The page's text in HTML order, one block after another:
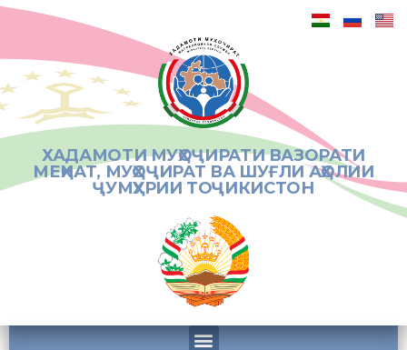
ХАДАМОТИ МУҲОҶИРАТИ ВАЗОРАТИ
МЕҲНАТ, МУҲОҶИРАТ ВА ШУҒЛИ АҲОЛИИ
ҶУМҲУРИИ ТОҶИКИСТОН